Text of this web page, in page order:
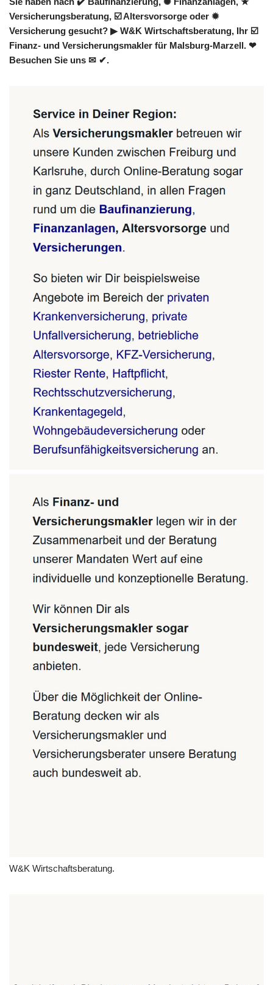
Versicherungsberatung, ☑️ Altersvorsorge oder ✹
Versicherung gesucht? ▶︎ W&K Wirtschaftsberatung, Ihr ☑️
Finanz- und Versicherungsmakler für Malsburg-Marzell. ❤
Besuchen Sie uns ✉ ✔.
W&K Wirtschaftsberatung.